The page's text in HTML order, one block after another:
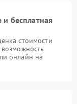
бесплатная
стоимости
онлайн на